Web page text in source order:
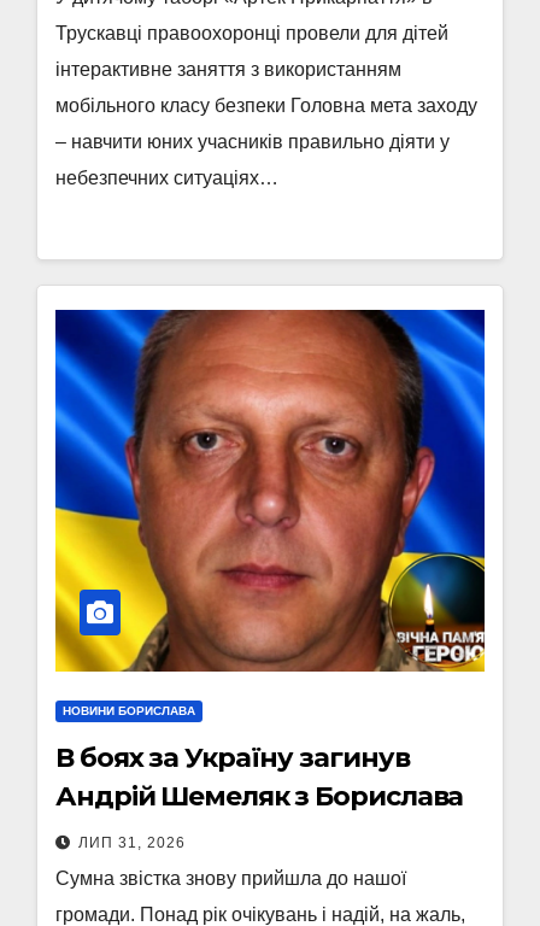
Трускавці правоохоронці провели для дітей
інтерактивне заняття з використанням
мобільного класу безпеки Головна мета заходу
– навчити юних учасників правильно діяти у
небезпечних ситуаціях…
НОВИНИ БОРИСЛАВА
В боях за Україну загинув
Андрій Шемеляк з Борислава
ЛИП 31, 2026
Сумна звістка знову прийшла до нашої
громади. Понад рік очікувань і надій, на жаль,